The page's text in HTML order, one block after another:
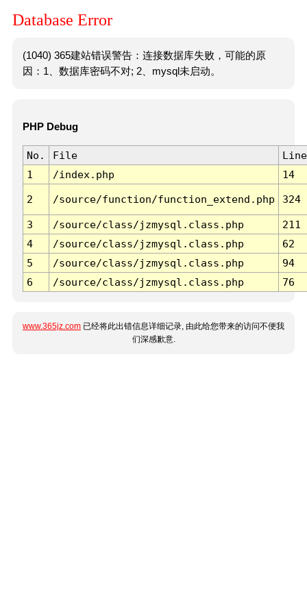
Database Error
(1040) 365建站错误警告：连接数据库失败，可能的原
因：1、数据库密码不对; 2、mysql未启动。
PHP Debug
No. File
Line
1
/index.php 14
2 /source/function/function_extend.php 324
3 /source/class/jzmysql.class.php
211
4
/source/class/jzmysql.class.php
62
5
/source/class/jzmysql.class.php
94
6
/source/class/jzmysql.class.php 76
www.365jz.com 已经将此出错信息详细记录, 由此给您带来的访问不便我
们深感歉意.